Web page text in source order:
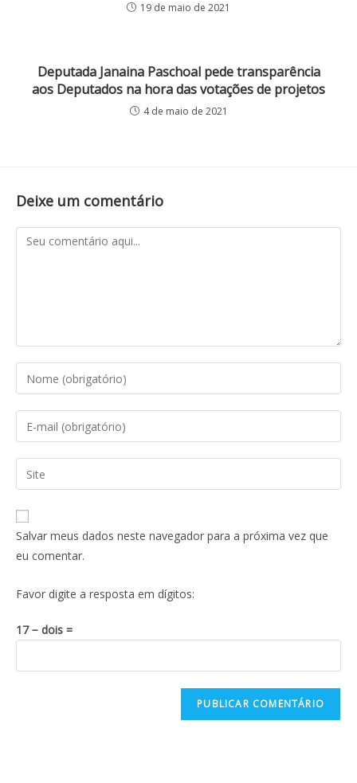
19 de maio de 2021
Deputada Janaina Paschoal pede transparência
aos Deputados na hora das votações de projetos
4 de maio de 2021
Deixe um comentário
Salvar meus dados neste navegador para a próxima vez que
eu comentar.
Favor digite a resposta em dígitos:
17 − dois =